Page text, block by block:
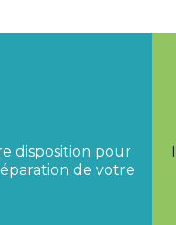
disposition pour
de votre